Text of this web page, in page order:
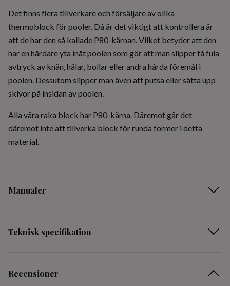
Det finns flera tillverkare och försäljare av olika
thermoblock för pooler. Då är det viktigt att kontrollera är
att de har den så kallade P80-kärnan. Vilket betyder att den
har en hårdare yta inåt poolen som gör att man slipper få fula
avtryck av knän, hälar, bollar eller andra hårda föremål i
poolen. Dessutom slipper man även att putsa eller sätta upp
skivor på insidan av poolen.
Alla våra raka block har P80-kärna. Däremot går det
däremot inte att tillverka block för runda former i detta
material.
Manualer
Teknisk specifikation
Recensioner